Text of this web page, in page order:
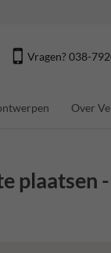
Vragen? 038-
Over
plaatsen -